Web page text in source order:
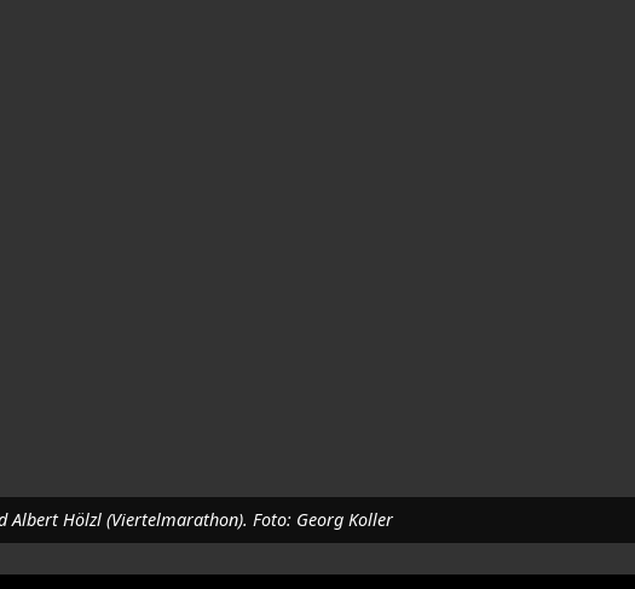
Albert Hölzl (Viertelmarathon). Foto: Georg Koller